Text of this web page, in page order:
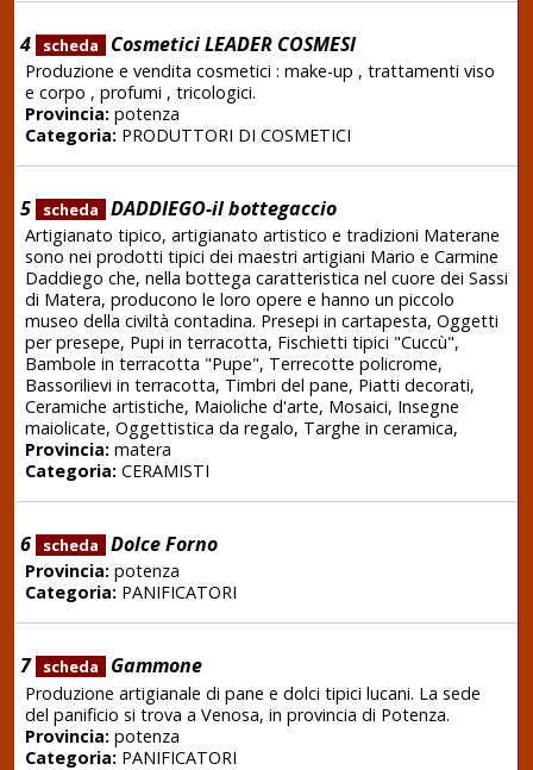
4 scheda Cosmetici LEADER COSMESI
Produzione e vendita cosmetici : make-up , trattamenti viso
e corpo , profumi , tricologici.
Provincia:potenza
Categoria:PRODUTTORI DI COSMETICI
5 scheda DADDIEGO-il bottegaccio
Artigianato tipico, artigianato artistico e tradizioni Materane
sono nei prodotti tipici dei maestri artigiani Mario e Carmine
Daddiego che, nella bottega caratteristica nel cuore dei Sassi
di Matera, producono le loro opere e hanno un piccolo
museo della civiltà contadina. Presepi in cartapesta, Oggetti
per presepe, Pupi in terracotta, Fischietti tipici "Cuccù",
Bambole in terracotta "Pupe", Terrecotte policrome,
Bassorilievi in terracotta, Timbri del pane, Piatti decorati,
Ceramiche artistiche, Maioliche d'arte, Mosaici, Insegne
maiolicate, Oggettistica da regalo, Targhe in ceramica,
Provincia:matera
Categoria:CERAMISTI
6 scheda Dolce Forno
Provincia:potenza
Categoria:PANIFICATORI
7 scheda Gammone
Produzione artigianale di pane e dolci tipici lucani. La sede
del panificio si trova a Venosa, in provincia di Potenza.
Provincia:potenza
Categoria:PANIFICATORI